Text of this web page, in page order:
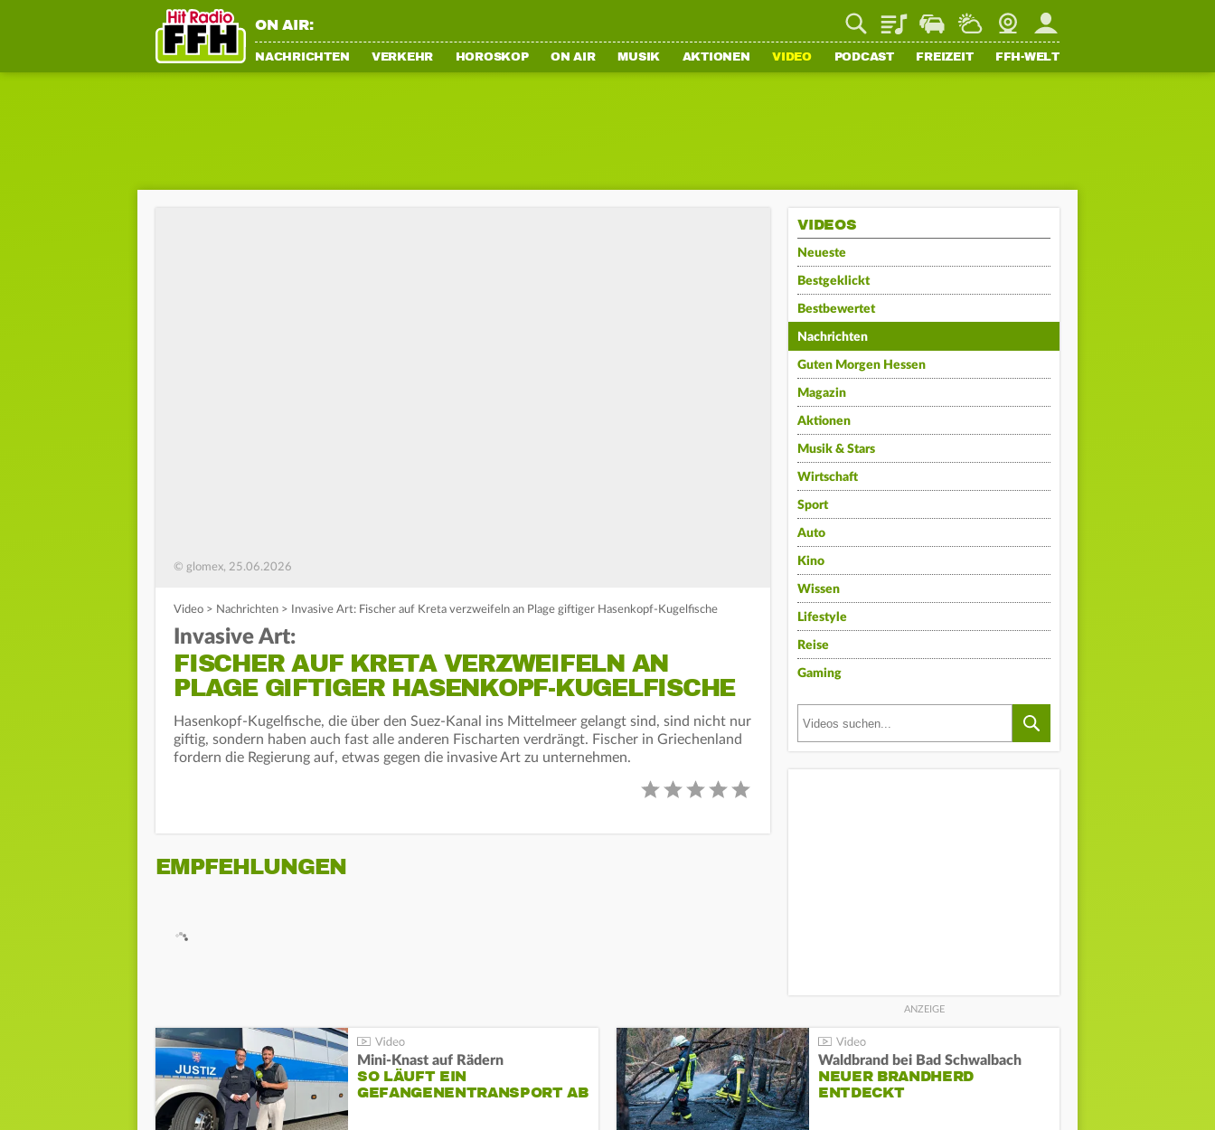
ON AIR: PlaylistStaupilotWetterWebcamMein FFH
NACHRICHTEN VERKEHR HOROSKOP ON AIR MUSIK AKTIONEN VIDEO PODCAST FREIZEIT FFH-WELT
© glomex, 25.06.2026
Video > Nachrichten > Invasive Art: Fischer auf Kreta verzweifeln an Plage giftiger Hasenkopf-Kugelfische
Invasive Art:
FISCHER AUF KRETA VERZWEIFELN AN
PLAGE GIFTIGER HASENKOPF-KUGELFISCHE
Hasenkopf-Kugelfische, die über den Suez-Kanal ins Mittelmeer gelangt sind, sind nicht nur
giftig, sondern haben auch fast alle anderen Fischarten verdrängt. Fischer in Griechenland
fordern die Regierung auf, etwas gegen die invasive Art zu unternehmen.
EMPFEHLUNGEN
VIDEOS
Neueste
Bestgeklickt
Bestbewertet
Nachrichten
Guten Morgen Hessen
Magazin
Aktionen
Musik & Stars
Wirtschaft
Sport
Auto
Kino
Wissen
Lifestyle
Reise
Gaming
Mini-Knast auf Rädern
SO LÄUFT EIN
GEFANGENENTRANSPORT AB
Waldbrand bei Bad Schwalbach
NEUER BRANDHERD
ENTDECKT